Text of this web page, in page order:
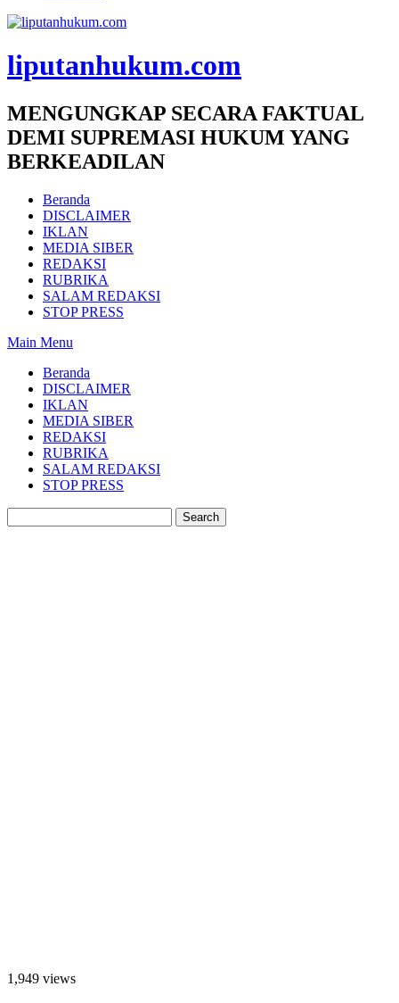
liputanhukum.com
MENGUNGKAP SECARA FAKTUAL
DEMI SUPREMASI HUKUM YANG
BERKEADILAN
Beranda
DISCLAIMER
IKLAN
MEDIA SIBER
REDAKSI
RUBRIKA
SALAM REDAKSI
STOP PRESS
Main Menu
Beranda
DISCLAIMER
IKLAN
MEDIA SIBER
REDAKSI
RUBRIKA
SALAM REDAKSI
STOP PRESS
1,949 views